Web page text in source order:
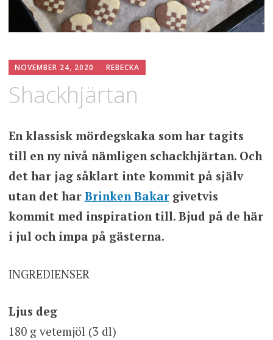
NOVEMBER 24, 2020 REBECKA
Shackhjärtan
En klassisk mördegskaka som har tagits
till en ny nivå nämligen schackhjärtan. Och
det har jag såklart inte kommit på själv
utan det har Brinken Bakargivetvis
kommit med inspiration till. Bjud på de här
i jul och impa på gästerna.
INGREDIENSER
Ljus deg
180 g vetemjöl (3 dl)